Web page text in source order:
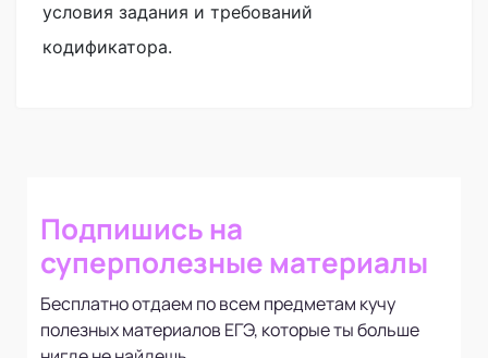
условия задания и требований
кодификатора.
Подпишись на
суперполезные материалы
Бесплатно отдаем по всем предметам кучу
полезных материалов ЕГЭ, которые ты больше